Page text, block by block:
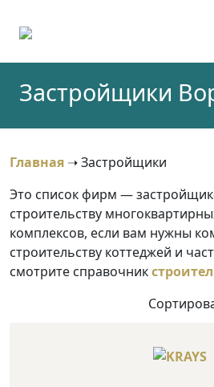
Застройщики
Главная ➝Застройщики
Это список фирм —
строительству
комплексов, если вам нужны
строительству коттеджей и
смотрите справочник